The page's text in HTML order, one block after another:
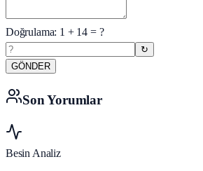
Doğrulama: 1 + 14 = ?
↻
GÖNDER
Son Yorumlar
Besin Analiz